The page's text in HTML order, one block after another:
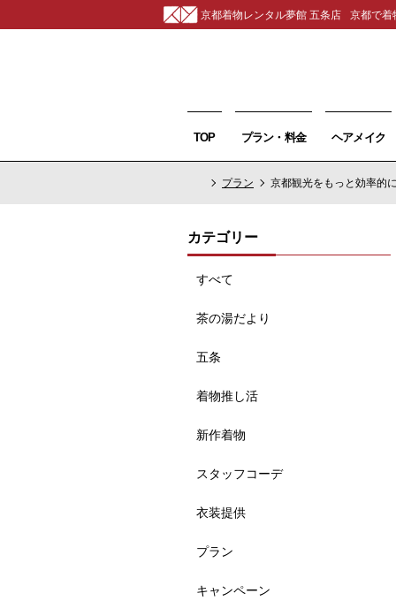
京都着物レンタル夢館 五条店 京都で着
TOP プラン・料金 ヘアメイク
プラン 京都観光をもっと効率的
カテゴリー
すべて
茶の湯だより
五条
着物推し活
新作着物
スタッフコーデ
衣装提供
プラン
キャンペーン